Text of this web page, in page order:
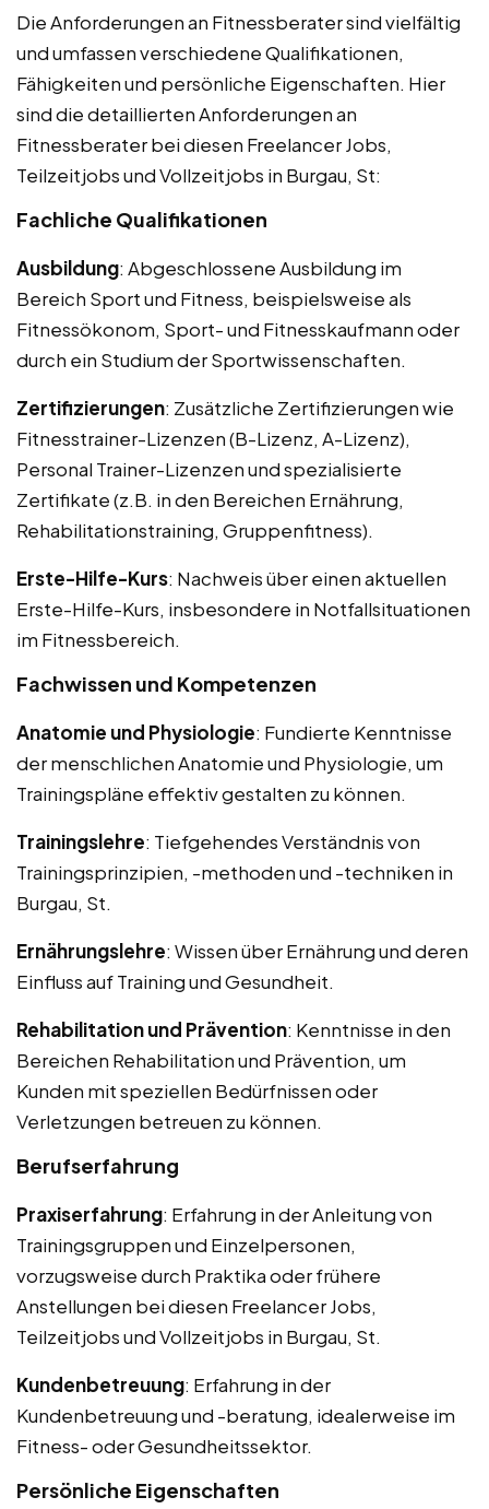
Die Anforderungen an Fitnessberater sind vielfältig
und umfassen verschiedene Qualifikationen,
Fähigkeiten und persönliche Eigenschaften. Hier
sind die detaillierten Anforderungen an
Fitnessberater bei diesen Freelancer Jobs,
Teilzeitjobs und Vollzeitjobs in Burgau, St:
Fachliche Qualifikationen
Ausbildung: Abgeschlossene Ausbildung im
Bereich Sport und Fitness, beispielsweise als
Fitnessökonom, Sport- und Fitnesskaufmann oder
durch ein Studium der Sportwissenschaften.
Zertifizierungen: Zusätzliche Zertifizierungen wie
Fitnesstrainer-Lizenzen (B-Lizenz, A-Lizenz),
Personal Trainer-Lizenzen und spezialisierte
Zertifikate (z.B. in den Bereichen Ernährung,
Rehabilitationstraining, Gruppenfitness).
Erste-Hilfe-Kurs: Nachweis über einen aktuellen
Erste-Hilfe-Kurs, insbesondere in Notfallsituationen
im Fitnessbereich.
Fachwissen und Kompetenzen
Anatomie und Physiologie: Fundierte Kenntnisse
der menschlichen Anatomie und Physiologie, um
Trainingspläne effektiv gestalten zu können.
Trainingslehre: Tiefgehendes Verständnis von
Trainingsprinzipien, -methoden und -techniken in
Burgau, St.
Ernährungslehre: Wissen über Ernährung und deren
Einfluss auf Training und Gesundheit.
Rehabilitation und Prävention: Kenntnisse in den
Bereichen Rehabilitation und Prävention, um
Kunden mit speziellen Bedürfnissen oder
Verletzungen betreuen zu können.
Berufserfahrung
Praxiserfahrung: Erfahrung in der Anleitung von
Trainingsgruppen und Einzelpersonen,
vorzugsweise durch Praktika oder frühere
Anstellungen bei diesen Freelancer Jobs,
Teilzeitjobs und Vollzeitjobs in Burgau, St.
Kundenbetreuung: Erfahrung in der
Kundenbetreuung und -beratung, idealerweise im
Fitness- oder Gesundheitssektor.
Persönliche Eigenschaften